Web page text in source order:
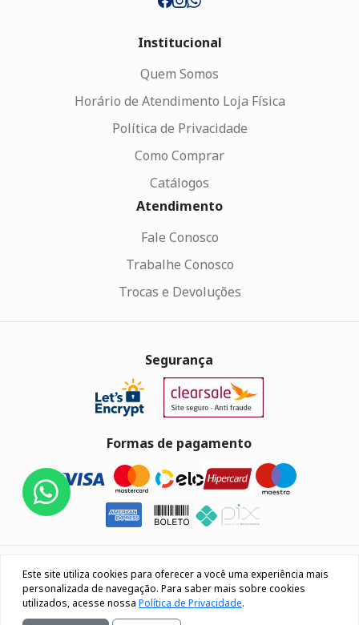
Institucional
Quem Somos
Horário de Atendimento Loja Física
Política de Privacidade
Como Comprar
Catálogos
Atendimento
Fale Conosco
Trabalhe Conosco
Trocas e Devoluções
Segurança
Formas de pagamento
Eletrus Componentes Eletrônicos - CNPJ
04.080.033/0001-40
Rua Os 18 do forte, 692, Bairro Lourdes Caxias do Sul / RS
Este site utiliza cookies para oferecer a você uma experiência mais
personalizada de navegação. Para saber mais sobre cookies
utilizados, acesse nossa Política de Privacidade.